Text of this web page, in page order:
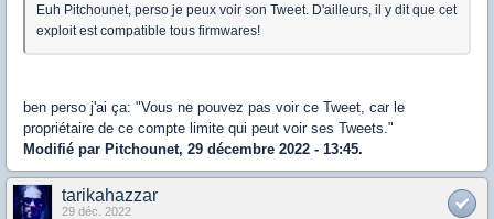
Euh Pitchounet, perso je peux voir son Tweet. D'ailleurs, il y dit que cet
exploit est compatible tous firmwares!
ben perso j'ai ça: "Vous ne pouvez pas voir ce Tweet, car le
propriétaire de ce compte limite qui peut voir ses Tweets."
Modifié par Pitchounet, 29 décembre 2022 - 13:45.
tarikahazzar
29 déc. 2022